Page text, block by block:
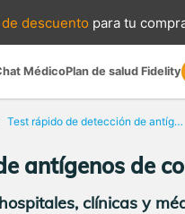
descuento para tu
MédicoPlan de salud Fidelity
Test rápido de detección de antígenos de coronavirus
antígenos de
clínicas y